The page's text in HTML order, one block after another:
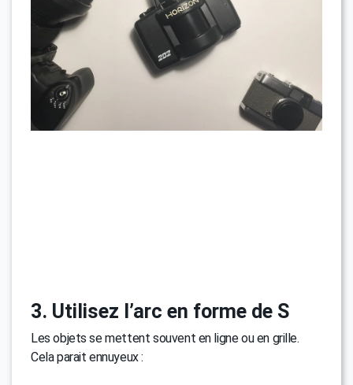
3. Utilisez l’arc en forme de S
Les objets se mettent souvent en ligne ou en grille.
Cela parait ennuyeux :